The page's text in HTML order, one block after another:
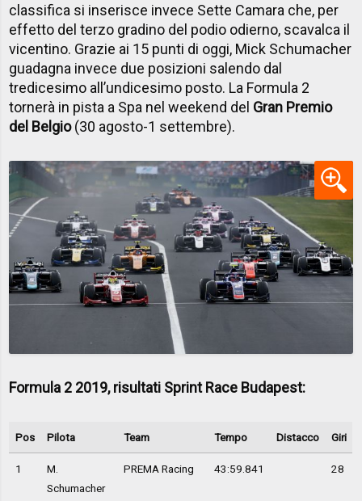
classifica si inserisce invece Sette Camara che, per
effetto del terzo gradino del podio odierno, scavalca il
vicentino. Grazie ai 15 punti di oggi, Mick Schumacher
guadagna invece due posizioni salendo dal
tredicesimo all’undicesimo posto. La Formula 2
tornerà in pista a Spa nel weekend del Gran Premio
del Belgio(30 agosto-1 settembre).
Formula 2 2019, risultati Sprint Race Budapest:
Pos Pilota Team Tempo Distacco Giri
1
M.
Schumacher
PREMA Racing 43:59.841 28